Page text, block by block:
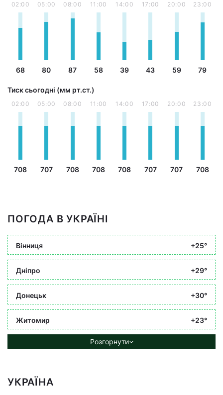
02:00
68
05:00
80
08:00
87
11:00
58
14:00
39
17:00
43
20:00
59
23:00
79
Тиск сьогодні (мм рт.ст.)
02:00
708
05:00
707
08:00
708
11:00
708
14:00
708
17:00
707
20:00
707
23:00
708
ПОГОДА В УКРАЇНІ
Вінниця +25°
Дніпро +29°
Донецьк +30°
Житомир +23°
Розгорнути
УКРАЇНА